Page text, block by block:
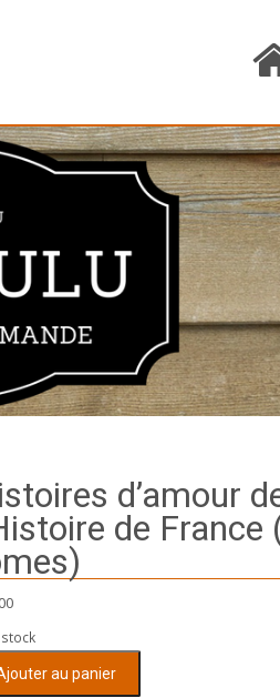
d’amour
de France
au panier